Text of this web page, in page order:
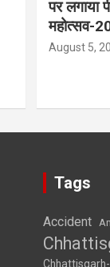
पर लगाया
महोत्सव-
August 5,
Tags
Accident